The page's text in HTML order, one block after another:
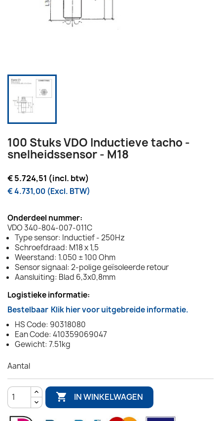
100 Stuks VDO Inductieve tacho -
snelheidssensor - M18
€ 5.724,51 (incl. btw)
€ 4.731,00 (Excl. BTW)
Onderdeel nummer:
VDO 340-804-007-011C
Type sensor: Inductief - 250Hz
Schroefdraad: M18 x 1,5
Weerstand: 1.050 ± 100 Ohm
Sensor signaal: 2-polige geïsoleerde retour
Aansluiting: Blad 6,3x0,8mm
Logistieke informatie:
Bestelbaar Klik hier voor uitgebreide informatie.
HS Code: 90318080
Ean Code: 410359069047
Gewicht: 7.51kg
Aantal
 IN WINKELWAGEN